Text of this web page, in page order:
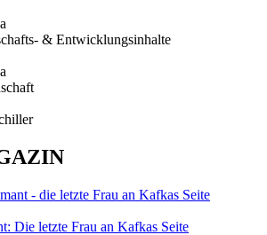
& Entwicklungsinhalte
Die letzte Frau an Kafkas Seite